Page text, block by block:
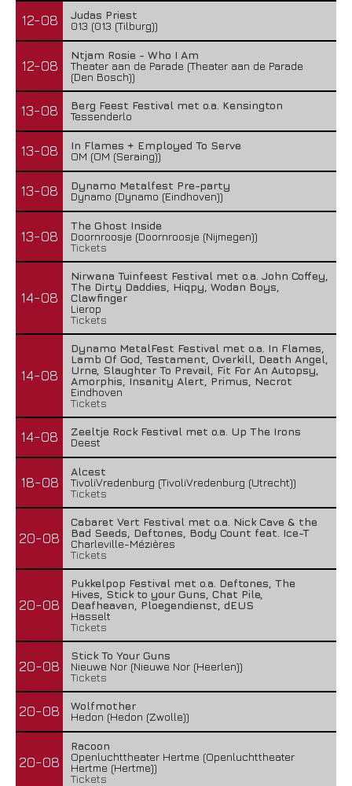
12-08
Judas Priest
013 (013 (Tilburg))
12-08
Ntjam Rosie - Who I Am
Theater aan de Parade (Theater aan de Parade
(Den Bosch))
13-08
Berg Feest Festival met o.a. Kensington
Tessenderlo
13-08
In Flames + Employed To Serve
OM (OM (Seraing))
13-08
Dynamo Metalfest Pre-party
Dynamo (Dynamo (Eindhoven))
13-08
The Ghost Inside
Doornroosje (Doornroosje (Nijmegen))
Tickets
14-08
Nirwana Tuinfeest Festival met o.a. John Coffey,
The Dirty Daddies, Hiqpy, Wodan Boys,
Clawfinger
Lierop
Tickets
14-08
Dynamo MetalFest Festival met o.a. In Flames,
Lamb Of God, Testament, Overkill, Death Angel,
Urne, Slaughter To Prevail, Fit For An Autopsy,
Amorphis, Insanity Alert, Primus, Necrot
Eindhoven
Tickets
14-08
Zeeltje Rock Festival met o.a. Up The Irons
Deest
18-08
Alcest
TivoliVredenburg (TivoliVredenburg (Utrecht))
Tickets
20-08
Cabaret Vert Festival met o.a. Nick Cave & the
Bad Seeds, Deftones, Body Count feat. Ice-T
Charleville-Mézières
Tickets
20-08
Pukkelpop Festival met o.a. Deftones, The
Hives, Stick to your Guns, Chat Pile,
Deafheaven, Ploegendienst, dEUS
Hasselt
Tickets
20-08
Stick To Your Guns
Nieuwe Nor (Nieuwe Nor (Heerlen))
Tickets
20-08
Wolfmother
Hedon (Hedon (Zwolle))
20-08
Racoon
Openluchttheater Hertme (Openluchttheater
Hertme (Hertme))
Tickets